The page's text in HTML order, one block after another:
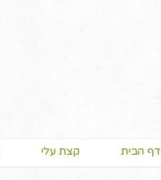
דף הבית קצת עלי